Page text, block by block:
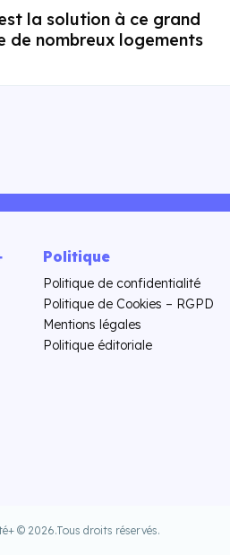
la solution à ce grand
de nombreux logements
Politique
Politique de confidentialité
Politique de Cookies – RGPD
Mentions légales
Politique éditoriale
© 2026.Tous droits réservés.